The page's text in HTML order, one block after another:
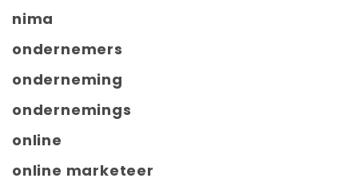
nima
ondernemers
onderneming
ondernemings
online
online marketeer